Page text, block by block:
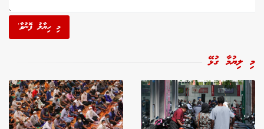
މި ހިޔާލު ފޮނުވާ'
މި ލިޔުމާ ގުޅޭ